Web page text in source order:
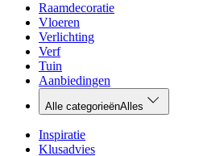
Raamdecoratie
Vloeren
Verlichting
Verf
Tuin
Aanbiedingen
Alle categorieënAlles
Inspiratie
Klusadvies